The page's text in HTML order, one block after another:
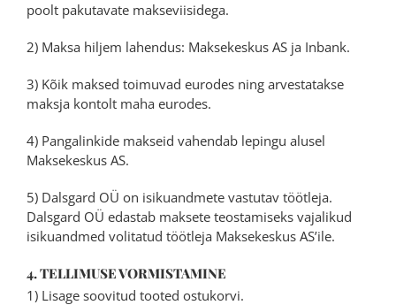
poolt pakutavate makseviisidega.
2) Maksa hiljem lahendus: Maksekeskus AS ja Inbank.
3) Kõik maksed toimuvad eurodes ning arvestatakse
maksja kontolt maha eurodes.
4) Pangalinkide makseid vahendab lepingu alusel
Maksekeskus AS.
5) Dalsgard OÜ on isikuandmete vastutav töötleja.
Dalsgard OÜ edastab maksete teostamiseks vajalikud
isikuandmed volitatud töötleja Maksekeskus AS’ile.
4. TELLIMUSE VORMISTAMINE
1) Lisage soovitud tooted ostukorvi.